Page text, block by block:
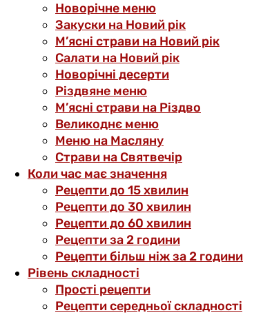
Новорічне меню
Закуски на Новий рік
М’ясні страви на Новий рік
Салати на Новий рік
Новорічні десерти
Різдвяне меню
М’ясні страви на Різдво
Великоднє меню
Меню на Масляну
Страви на Святвечір
Коли час має значення
Рецепти до 15 хвилин
Рецепти до 30 хвилин
Рецепти до 60 хвилин
Рецепти за 2 години
Рецепти більш ніж за 2 години
Рівень складності
Прості рецепти
Рецепти середньої складності